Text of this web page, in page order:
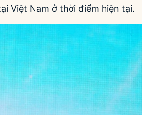
Việt Nam ở thời điểm hiện tại.